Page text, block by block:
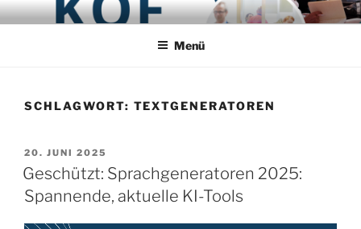
Zum
InhaltPROJEKT KQF
Koordinierungsstelle Qualifizierung und Fachaustausch
Menü
SCHLAGWORT: TEXTGENERATOREN
VERÖFFENTLICHT
AM
20. JUNI 2025
Geschützt: Sprachgeneratoren 2025:
Spannende, aktuelle KI-Tools